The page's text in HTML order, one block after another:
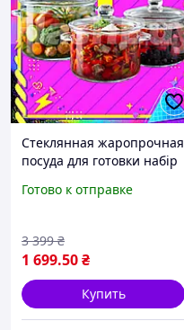
Стеклянная жаропрочная
посуда для готовки набір
кастрюлями
Готово к отправке
1 699.50₴
3 399 ₴
Купить